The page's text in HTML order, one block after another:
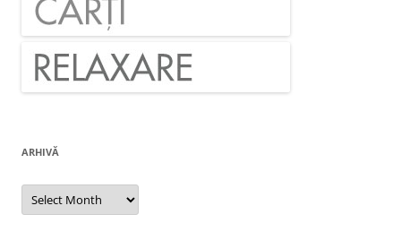
ARHIVĂ
Arhivă